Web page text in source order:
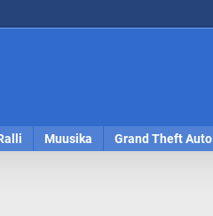
Muusika Grand Theft Auto